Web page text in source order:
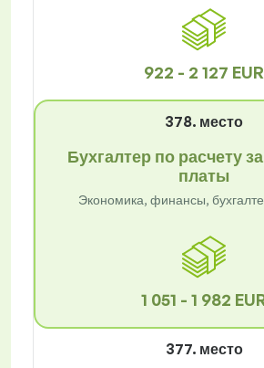
922 - 2 127 EUR
378. место
Бухгалтер по расчету
платы
Экономика, финансы,
1 051 - 1 982
377. место